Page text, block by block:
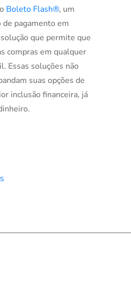
Boleto Flash®, um
pagamento em
que permite que
compras em qualquer
Essas soluções não
suas opções de
inclusão financeira, já